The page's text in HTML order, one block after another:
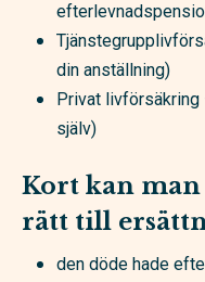
din anställning)
Privat
själv)
Kort kan man
rätt till
den döde hade